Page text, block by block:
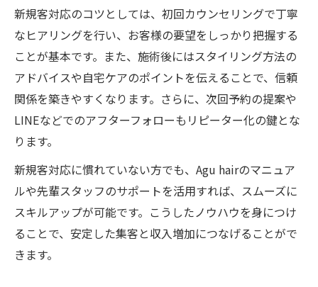
新規客対応のコツとしては、初回カウンセリングで丁寧
なヒアリングを行い、お客様の要望をしっかり把握する
ことが基本です。また、施術後にはスタイリング方法の
アドバイスや自宅ケアのポイントを伝えることで、信頼
関係を築きやすくなります。さらに、次回予約の提案や
LINEなどでのアフターフォローもリピーター化の鍵とな
ります。
新規客対応に慣れていない方でも、Agu hairのマニュア
ルや先輩スタッフのサポートを活用すれば、スムーズに
スキルアップが可能です。こうしたノウハウを身につけ
ることで、安定した集客と収入増加につなげることがで
きます。